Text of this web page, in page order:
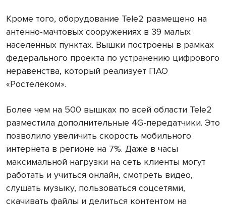
Кроме того, оборудование Tele2 размещено на
антенно-мачтовых сооружениях в 39 малых
населенных пунктах. Вышки построены в рамках
федерального проекта по устранению цифрового
неравенства, который реализует ПАО
«Ростелеком».
Более чем на 500 вышках по всей области Tele2
разместила дополнительные 4G-передатчики. Это
позволило увеличить скорость мобильного
интернета в регионе на 7%. Даже в часы
максимальной нагрузки на сеть клиенты могут
работать и учиться онлайн, смотреть видео,
слушать музыку, пользоваться соцсетями,
скачивать файлы и делиться контентом на